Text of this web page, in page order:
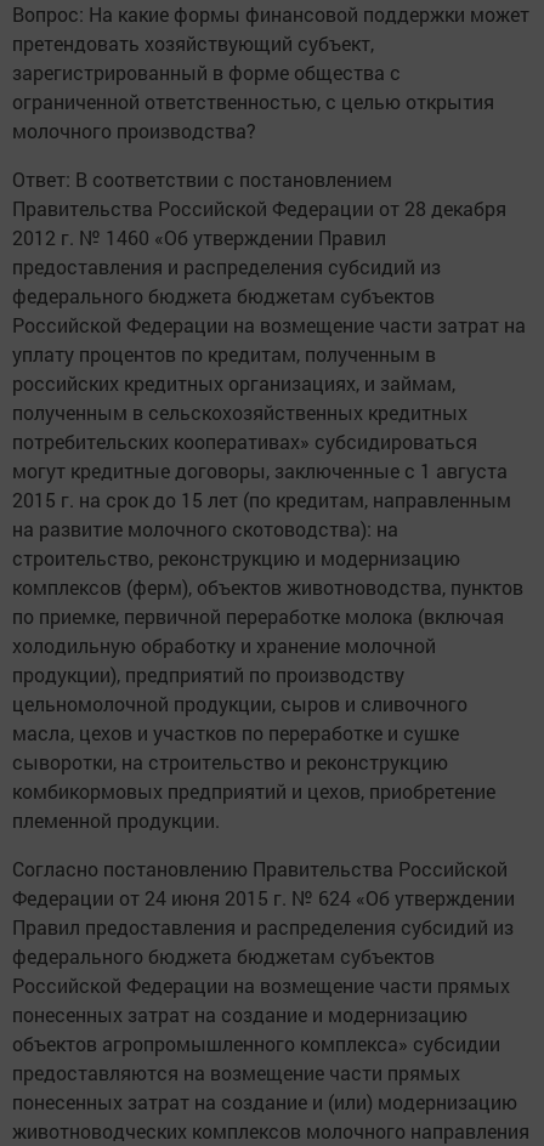
Вопрос: На какие формы финансовой поддержки может
претендовать хозяйствующий субъект,
зарегистрированный в форме общества с
ограниченной ответственностью, с целью открытия
молочного производства?
Ответ: В соответствии с постановлением
Правительства Российской Федерации от 28 декабря
2012 г. № 1460 «Об утверждении Правил
предоставления и распределения субсидий из
федерального бюджета бюджетам субъектов
Российской Федерации на возмещение части затрат на
уплату процентов по кредитам, полученным в
российских кредитных организациях, и займам,
полученным в сельскохозяйственных кредитных
потребительских кооперативах» субсидироваться
могут кредитные договоры, заключенные с 1 августа
2015 г. на срок до 15 лет (по кредитам, направленным
на развитие молочного скотоводства): на
строительство, реконструкцию и модернизацию
комплексов (ферм), объектов животноводства, пунктов
по приемке, первичной переработке молока (включая
холодильную обработку и хранение молочной
продукции), предприятий по производству
цельномолочной продукции, сыров и сливочного
масла, цехов и участков по переработке и сушке
сыворотки, на строительство и реконструкцию
комбикормовых предприятий и цехов, приобретение
племенной продукции.
Согласно постановлению Правительства Российской
Федерации от 24 июня 2015 г. № 624 «Об утверждении
Правил предоставления и распределения субсидий из
федерального бюджета бюджетам субъектов
Российской Федерации на возмещение части прямых
понесенных затрат на создание и модернизацию
объектов агропромышленного комплекса» субсидии
предоставляются на возмещение части прямых
понесенных затрат на создание и (или) модернизацию
животноводческих комплексов молочного направления